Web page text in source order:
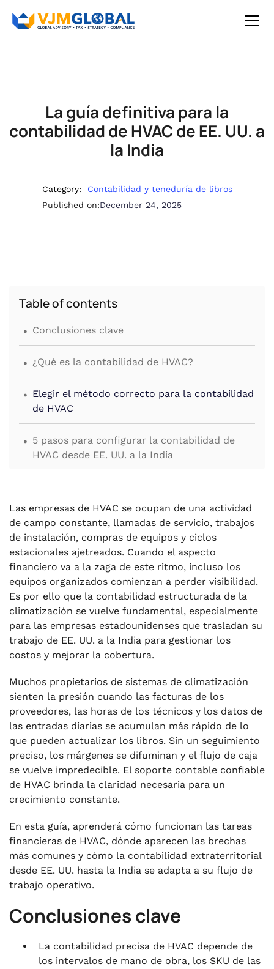
La guía definitiva para la
contabilidad de HVAC de EE. UU. a
la India
Category:
Contabilidad y teneduría de libros
Published on:December 24, 2025
Table of contents
. Conclusiones clave
. ¿Qué es la contabilidad de HVAC?
. Elegir el método correcto para la contabilidad
de HVAC
. 5 pasos para configurar la contabilidad de
HVAC desde EE. UU. a la India
desde EE. UU. hasta la India
. Desafíos que enfrentan las empresas de HVAC
en materia de contabilidad
. Cómo ayuda VJM Global a las empresas de
HVAC con la contabilidad desde EE. UU. hasta
la India
. Reflexiones finales
Las empresas de HVAC se ocupan de una actividad
de campo constante, llamadas de servicio, trabajos
de instalación, compras de equipos y ciclos
estacionales ajetreados. Cuando el aspecto
financiero va a la zaga de este ritmo, incluso los
equipos organizados comienzan a perder visibilidad.
Es por ello que la contabilidad estructurada de la
climatización se vuelve fundamental, especialmente
para las empresas estadounidenses que trasladan su
trabajo de EE. UU. a la India para gestionar los
costos y mejorar la cobertura.
Muchos propietarios de sistemas de climatización
sienten la presión cuando las facturas de los
proveedores, las horas de los técnicos y los datos de
las entradas diarias se acumulan más rápido de lo
que pueden actualizar los libros. Sin un seguimiento
preciso, los márgenes se difuminan y el flujo de caja
se vuelve impredecible. El soporte contable confiable
de HVAC brinda la claridad necesaria para un
crecimiento constante.
En esta guía, aprenderá cómo funcionan las tareas
financieras de HVAC, dónde aparecen las brechas
más comunes y cómo la contabilidad extraterritorial
desde EE. UU. hasta la India se adapta a su flujo de
trabajo operativo.
Conclusiones clave
La contabilidad precisa de HVAC depende de
los intervalos de mano de obra, los SKU de las